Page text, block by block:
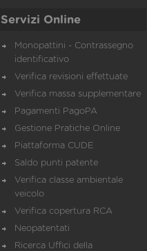
Servizi Online
Monopattini - Contrassegno
identificativo
Verifica revisioni effettuate
Verifica massa supplementare
Pagamenti PagoPA
Gestione Pratiche Online
Piattaforma CUDE
Saldo punti patente
Verifica classe ambientale
veicolo
Verifica copertura RCA
Neopatentati
Ricerca Uffici della